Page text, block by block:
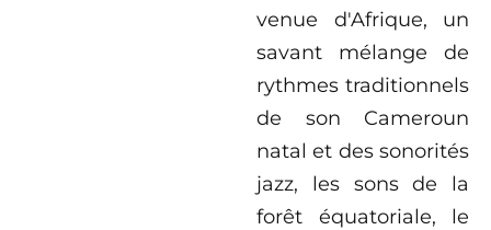
venue d'Afrique, un
savant mélange de
rythmes traditionnels
de son Cameroun
natal et des sonorités
jazz, les sons de la
forêt équatoriale, le